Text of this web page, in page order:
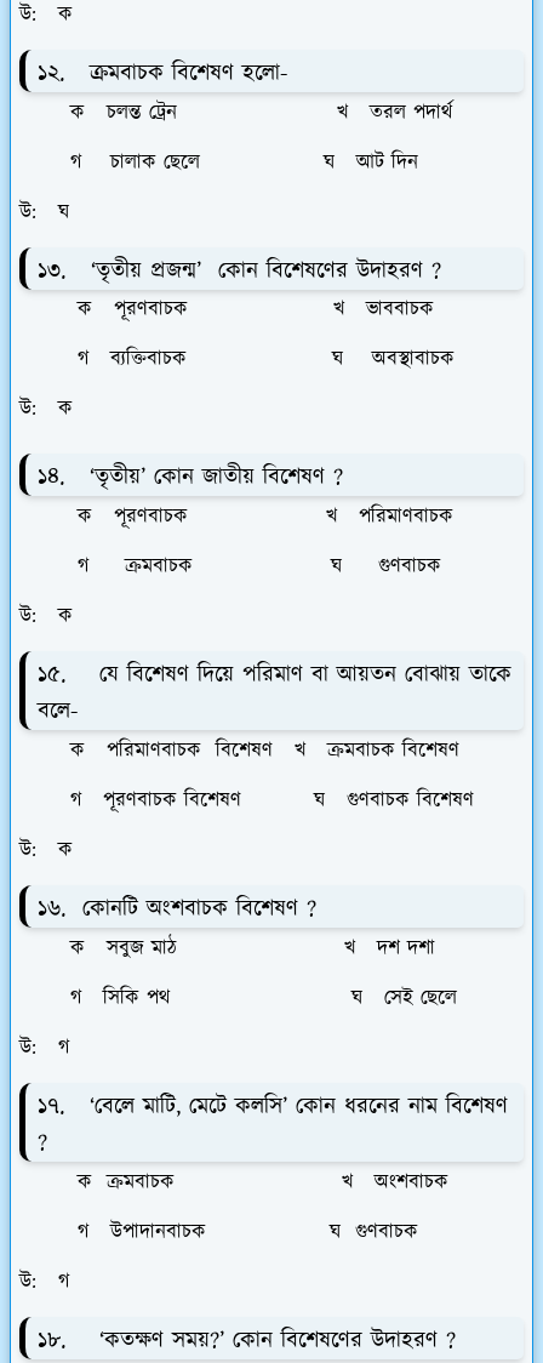
উ: ক
১২. ক্রমবাচক বিশেষণ হলো-
ক চলন্ত ট্রেন খ তরল পদার্থ
গ চালাক ছেলে ঘ আট দিন
উ: ঘ
১৩. ‘তৃতীয় প্রজন্ম’ কোন বিশেষণের উদাহরণ ?
ক পূরণবাচক খ ভাববাচক
গ ব্যক্তিবাচক ঘ অবস্থাবাচক
উ: ক
১৪. ‘তৃতীয়’ কোন জাতীয় বিশেষণ ?
ক পূরণবাচক খ পরিমাণবাচক
গ ক্রমবাচক ঘ গুণবাচক
উ: ক
১৫. যে বিশেষণ দিয়ে পরিমাণ বা আয়তন বোঝায় তাকে
বলে-
ক পরিমাণবাচক বিশেষণ খ ক্রমবাচক বিশেষণ
গ পূরণবাচক বিশেষণ ঘ গুণবাচক বিশেষণ
উ: ক
১৬. কোনটি অংশবাচক বিশেষণ ?
ক সবুজ মাঠ খ দশ দশা
গ সিকি পথ ঘ সেই ছেলে
উ: গ
১৭. ‘বেলে মাটি, মেটে কলসি’ কোন ধরনের নাম বিশেষণ
?
ক ক্রমবাচক খ অংশবাচক
গ উপাদানবাচক ঘ গুণবাচক
উ: গ
১৮. ‘কতক্ষণ সময়?’ কোন বিশেষণের উদাহরণ ?